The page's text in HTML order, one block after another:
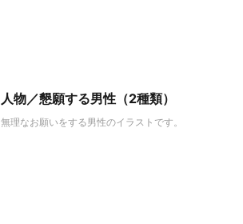
人物／懇願する男性（2種類）
無理なお願いをする男性のイラストです。